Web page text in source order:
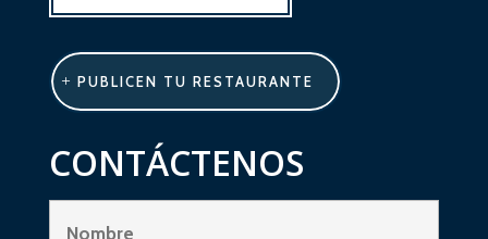
PUBLICEN TU RESTAURANTE
CONTÁCTENOS